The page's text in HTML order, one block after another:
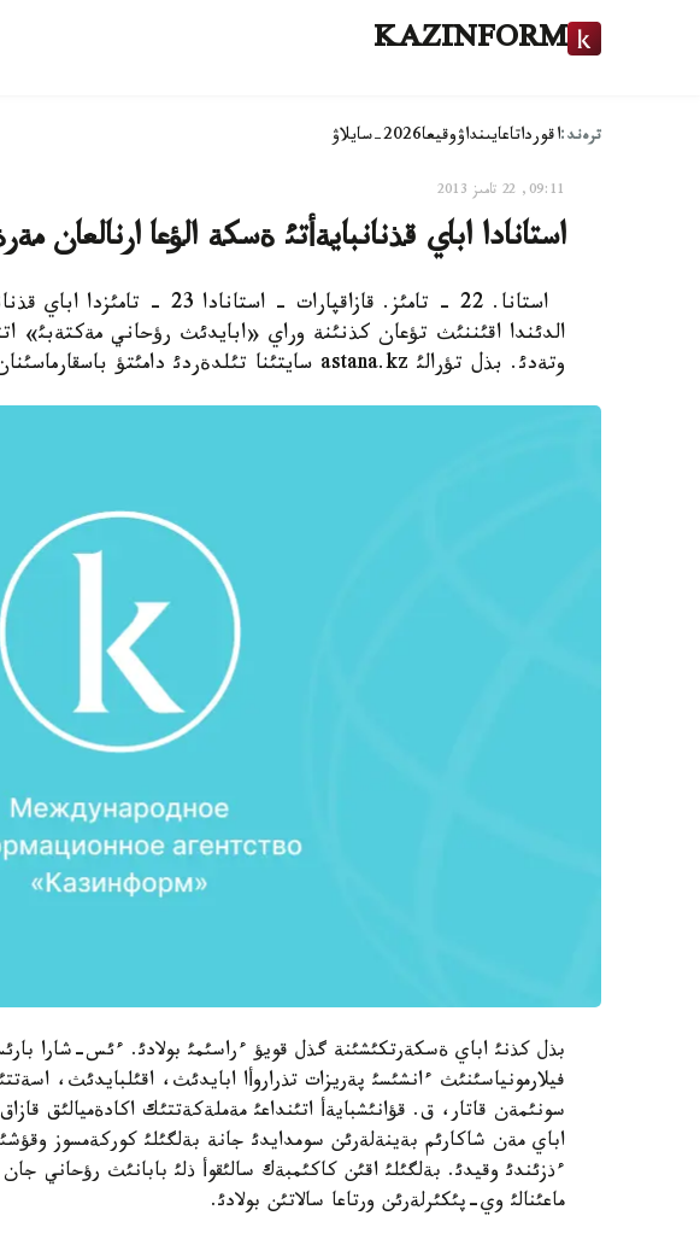
KAZINFORM
ترەند:اقورداتاعايىنداۋوقيعا2026-سايلاۋ
09:11, 22 تامىز 2013
استانادا اباي قذنانبايةأتئ ةسكة الؤعا
استانا. 22 - تامئز. قازاقپارات -
الدئندا اقئننئث تؤعان كذنئنة وراي «ابايدئث رؤحاني مةكتةبئ»
وتةدئ. بذل تؤرالئ astana.kz سايتئنا تئلدةردئ دامئتؤ باسقارماسئنان حابارلادئ.
بذل كذنئ اباي ةسكةرتكئشئنة گذل قويؤ ءراسئمئ بولادئ. ءئس-شارا
فيلارمونياسئنئث ءانشئسئ پةريزات تذراروأا ابايدئث، اقئلبايدئث،
سونئمةن قاتار، ق. قؤانئشبايةأ اتئنداعئ مةملةكةتتئك اكادةميالئق
اباي مةن شاكارئم بةينةلةرئن سومدايدئ جانة بةلگئلئ كوركةمسوز
ءذزئندئ وقيدئ. بةلگئلئ اقئن كاكئمبةك سالئقوأ ذلئ بابانئث رؤحاني
ماعئنالئ وي-پئكئرلةرئن ورتاعا سالاتئن بولادئ.